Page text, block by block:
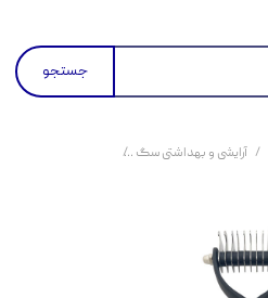
جستجو
آرایشی و بهداشتی سگ